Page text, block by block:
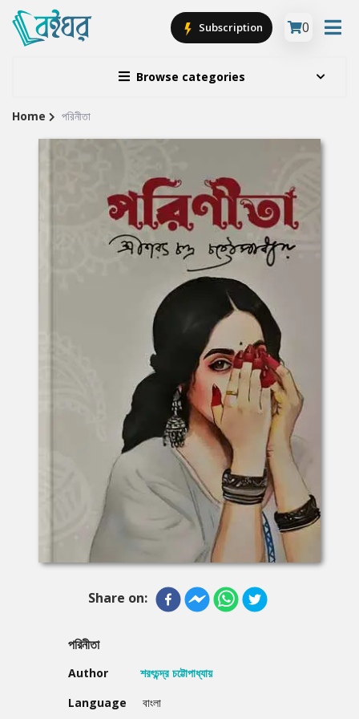
Browse categories
Subscription 0
Site
Home পরিনীতা
Share on:
পরিনীতা
Author
শরৎচন্দ্র চট্টোপাধ্যায়
Language
বাংলা